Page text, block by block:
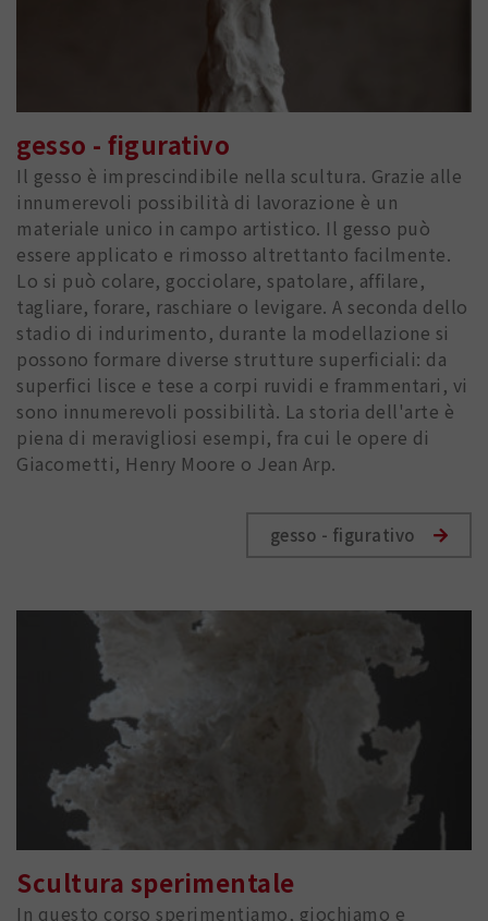
gesso - figurativo
Il gesso è imprescindibile nella scultura. Grazie alle
innumerevoli possibilità di lavorazione è un
materiale unico in campo artistico. Il gesso può
essere applicato e rimosso altrettanto facilmente.
Lo si può colare, gocciolare, spatolare, affilare,
tagliare, forare, raschiare o levigare. A seconda dello
stadio di indurimento, durante la modellazione si
possono formare diverse strutture superficiali: da
superfici lisce e tese a corpi ruvidi e frammentari, vi
sono innumerevoli possibilità. La storia dell'arte è
piena di meravigliosi esempi, fra cui le opere di
Giacometti, Henry Moore o Jean Arp.
gesso - figurativo
Scultura sperimentale
In questo corso sperimentiamo, giochiamo e